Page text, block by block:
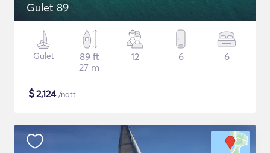
Gulet 89
Gulet
89 ft
27 m
12 6 6
$2,124/natt